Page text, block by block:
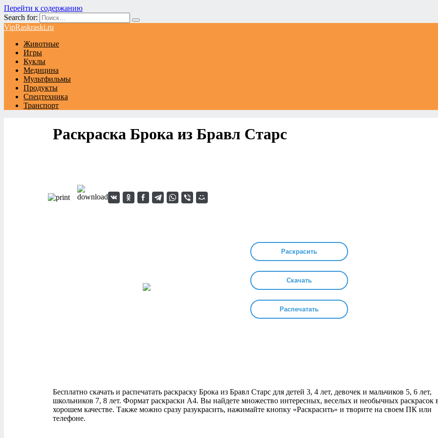
Перейти к содержанию
Search for:
VipRaskraski.ru
Животные
Игры
Куклы
Медицина
Мультфильмы
Продукты
Спецтехника
Транспорт
Раскраска Брока из Бравл Старс
Раскрасить
Скачать
Распечатать
Бесплатно скачать и распечатать раскраску Брока из Бравл Старс для детей 3, 4 лет, девочек и мальчиков 5, 6 лет,
школьников 7, 8 лет. Формат раскраски А4. Вы найдете множество интересных, веселых и необычных раскрасок
хорошем качестве. Также можно сразу разукрасить, нажимайте кнопку «Раскрасить» и творите на своем ПК или
телефоне.